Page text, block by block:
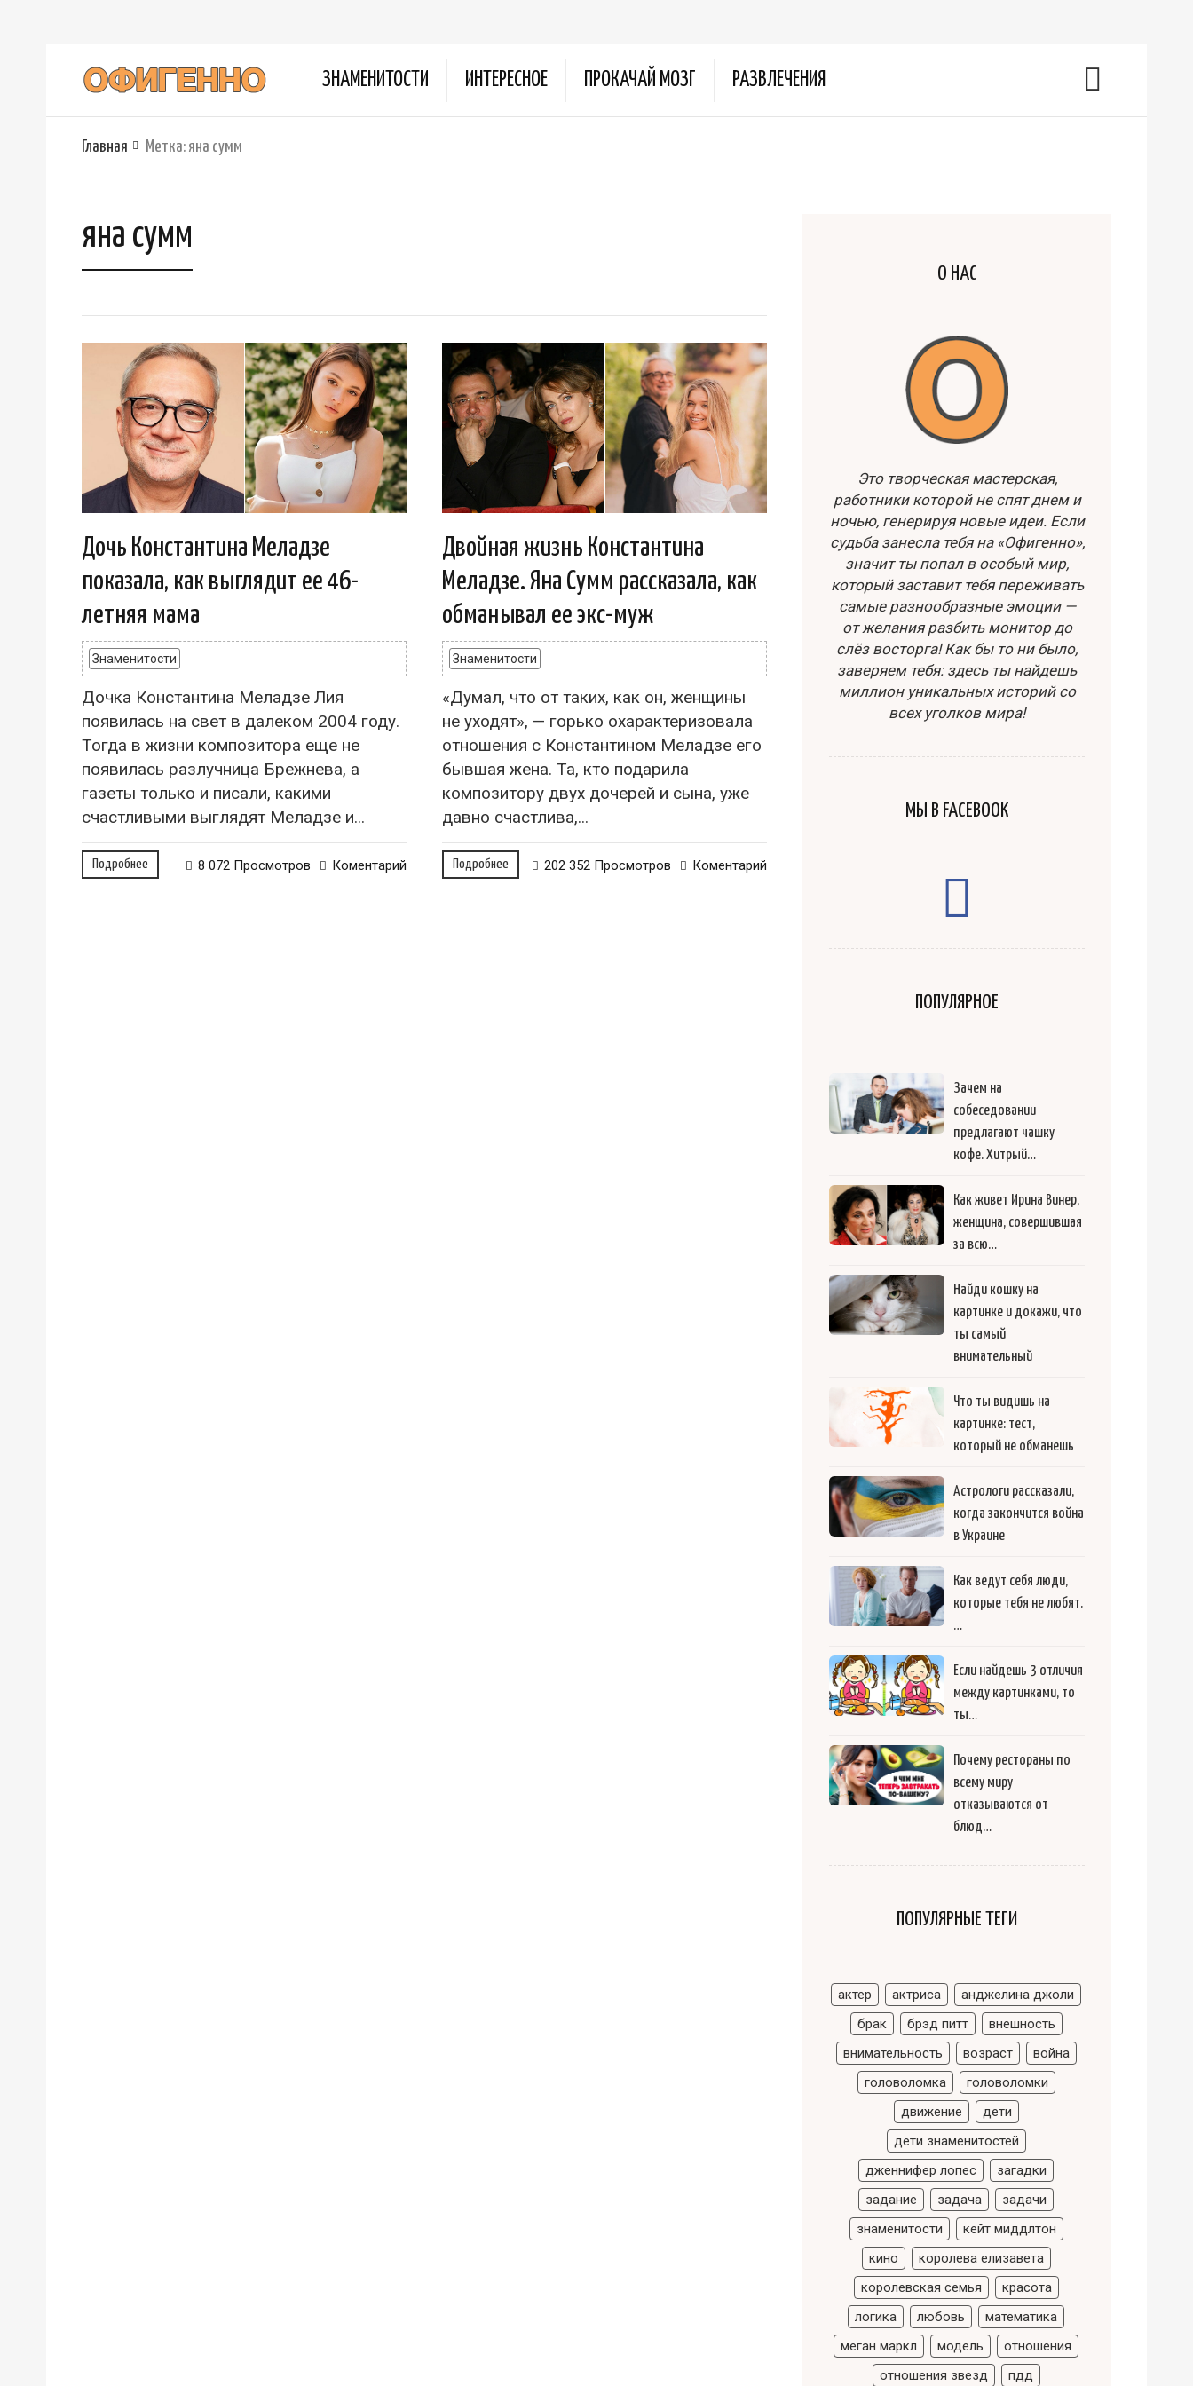
ЗНАМЕНИТОСТИ ИНТЕРЕСНОЕ ПРОКАЧАЙ МОЗГ РАЗВЛЕЧЕНИЯ
Главная Метка: яна сумм
яна сумм
Дочь Константина Меладзе
показала, как выглядит ее 46-
летняя мама
Знаменитости
Дочка Константина Меладзе Лия
появилась на свет в далеком 2004 году.
Тогда в жизни композитора еще не
появилась разлучница Брежнева, а
газеты только и писали, какими
счастливыми выглядят Меладзе и...
Подробнее Коментарий
8 072 Просмотров
Двойная жизнь Константина
Меладзе. Яна Сумм рассказала, как
обманывал ее экс-муж
Знаменитости
«Думал, что от таких, как он, женщины
не уходят», — горько охарактеризовала
отношения с Константином Меладзе его
бывшая жена. Та, кто подарила
композитору двух дочерей и сына, уже
давно счастлива,...
Подробнее Коментарий
202 352 Просмотров
О НАС
Это творческая мастерская,
работники которой не спят днем и
ночью, генерируя новые идеи. Если
судьба занесла тебя на «Офигенно»,
значит ты попал в особый мир,
который заставит тебя переживать
самые разнообразные эмоции —
от желания разбить монитор до
слёз восторга! Как бы то ни было,
заверяем тебя: здесь ты найдешь
миллион уникальных историй со
всех уголков мира!
МЫ В FACEBOOK
ПОПУЛЯРНОЕ
Зачем на
собеседовании
предлагают чашку
кофе. Хитрый…
Как живет Ирина Винер,
женщина, совершившая
за всю…
Найди кошку на
картинке и докажи, что
ты самый
внимательный
Что ты видишь на
картинке: тест,
который не обманешь
Астрологи рассказали,
когда закончится война
в Украине
Как ведут себя люди,
которые тебя не любят.
…
Если найдешь 3 отличия
между картинками, то
ты…
Почему рестораны по
всему миру
отказываются от
блюд…
ПОПУЛЯРНЫЕ ТЕГИ
актер актриса
анджелина джоли
брак
брэд питт
внешность
внимательность
возраст
война
головоломка
головоломки
движение
дети
дети знаменитостей
дженнифер лопес
загадки
задание
задача
задачи
знаменитости
кейт миддлтон
кино
королева елизавета
королевская семья
красота
логика
любовь
математика
меган маркл
модель
отношения
отношения звезд
пдд